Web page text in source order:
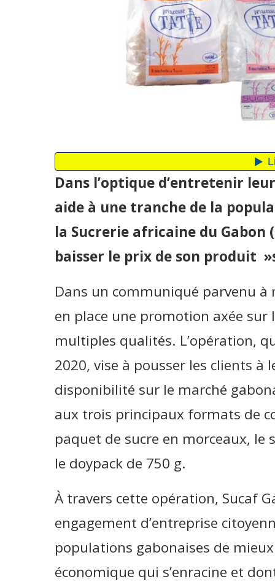
Dans l’optique d’entretenir
aide à une tranche de la
la Sucrerie africaine du Gabon
baisser le prix de son produit
Dans un communiqué parvenu
en place une promotion axée
multiples qualités. L’opération,
2020, vise à pousser les clients
disponibilité sur le marché
aux trois principaux formats de
paquet de sucre en morceaux, le
le doypack de 750 g.
À travers cette opération, Sucaf
engagement d’entreprise
populations gabonaises de
économique qui s’enracine et